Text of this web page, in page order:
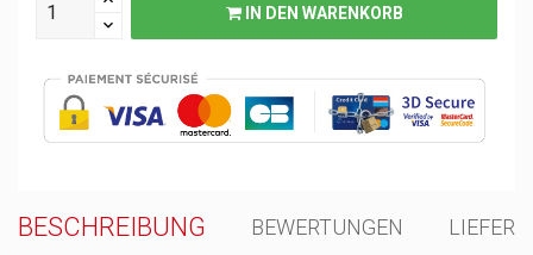
IN DEN WARENKORB
BESCHREIBUNG BEWERTUNGEN